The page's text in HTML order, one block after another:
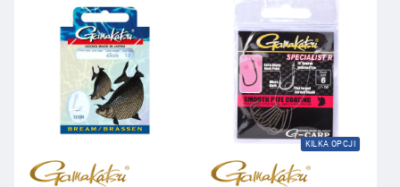
KILKA OPCJI